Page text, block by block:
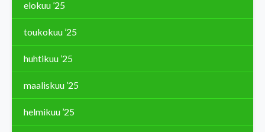
elokuu ’25
toukokuu ’25
huhtikuu ’25
maaliskuu ’25
helmikuu ’25